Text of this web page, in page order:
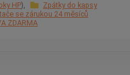
HP
Zpátky do kapsy
se zárukou 24 měsíců
ZDARMA